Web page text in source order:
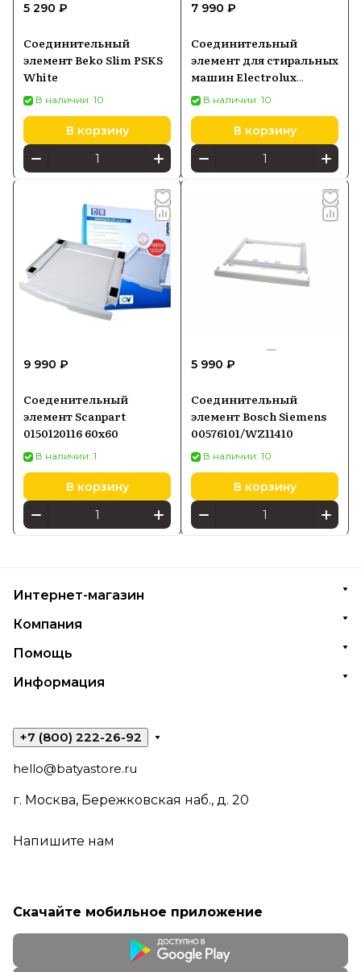
5 290 ₽
Соединительный
элемент Beko Slim PSKS
White
В наличии: 10
В корзину
7 990 ₽
Соединительный
элемент для стиральных
машин Electrolux
STA8GW3
В наличии: 10
В корзину
9 990 ₽
Соеденительный
элемент Scanpart
0150120116 60x60
В наличии: 1
В корзину
5 990 ₽
Соединительный
элемент Bosch Siemens
00576101/WZ11410
В наличии: 10
В корзину
Интернет-магазин
Компания
Помощь
Информация
+7 (800) 222-26-92
hello@batyastore.ru
г. Москва, Бережковская наб., д. 20
Напишите нам
Скачайте мобильное приложение